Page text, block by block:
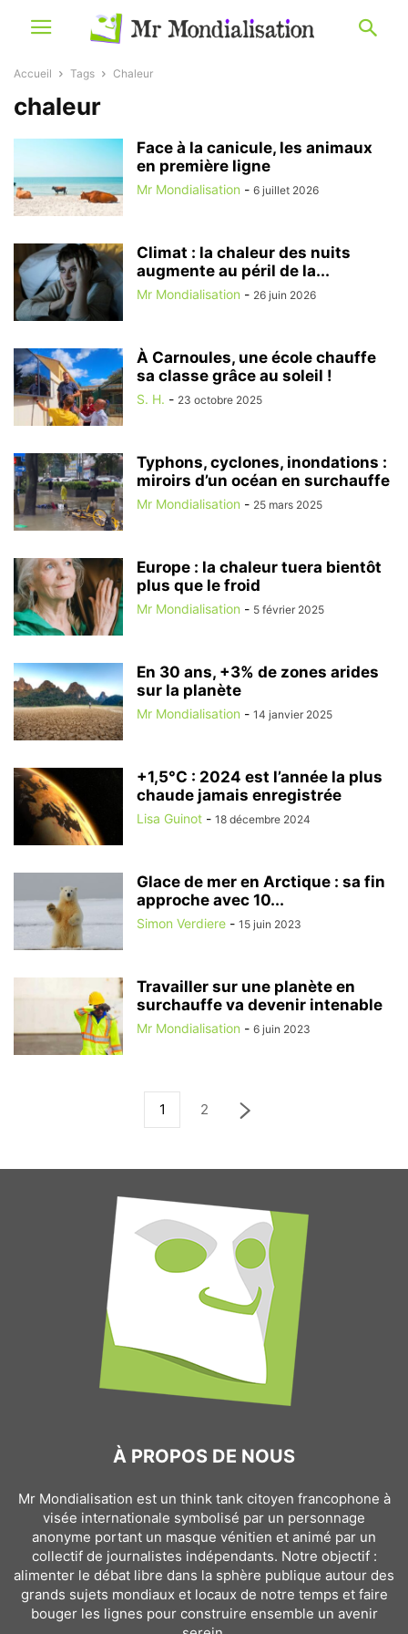
Accueil Tags Chaleur
chaleur
Face à la canicule, les animaux
en première ligne
Mr Mondialisation - 6 juillet 2026
Climat : la chaleur des nuits
augmente au péril de la...
Mr Mondialisation - 26 juin 2026
À Carnoules, une école chauffe
sa classe grâce au soleil !
S. H. - 23 octobre 2025
Typhons, cyclones, inondations :
miroirs d’un océan en surchauffe
Mr Mondialisation - 25 mars 2025
Europe : la chaleur tuera bientôt
plus que le froid
Mr Mondialisation - 5 février 2025
En 30 ans, +3% de zones arides
sur la planète
Mr Mondialisation - 14 janvier 2025
+1,5°C : 2024 est l’année la plus
chaude jamais enregistrée
Lisa Guinot - 18 décembre 2024
Glace de mer en Arctique : sa fin
approche avec 10...
Simon Verdiere - 15 juin 2023
Travailler sur une planète en
surchauffe va devenir intenable
Mr Mondialisation - 6 juin 2023
1 2
À PROPOS DE NOUS
Mr Mondialisation est un think tank citoyen francophone à
visée internationale symbolisé par un personnage
anonyme portant un masque vénitien et animé par un
collectif de journalistes indépendants. Notre objectif :
alimenter le débat libre dans la sphère publique autour des
grands sujets mondiaux et locaux de notre temps et faire
bouger les lignes pour construire ensemble un avenir